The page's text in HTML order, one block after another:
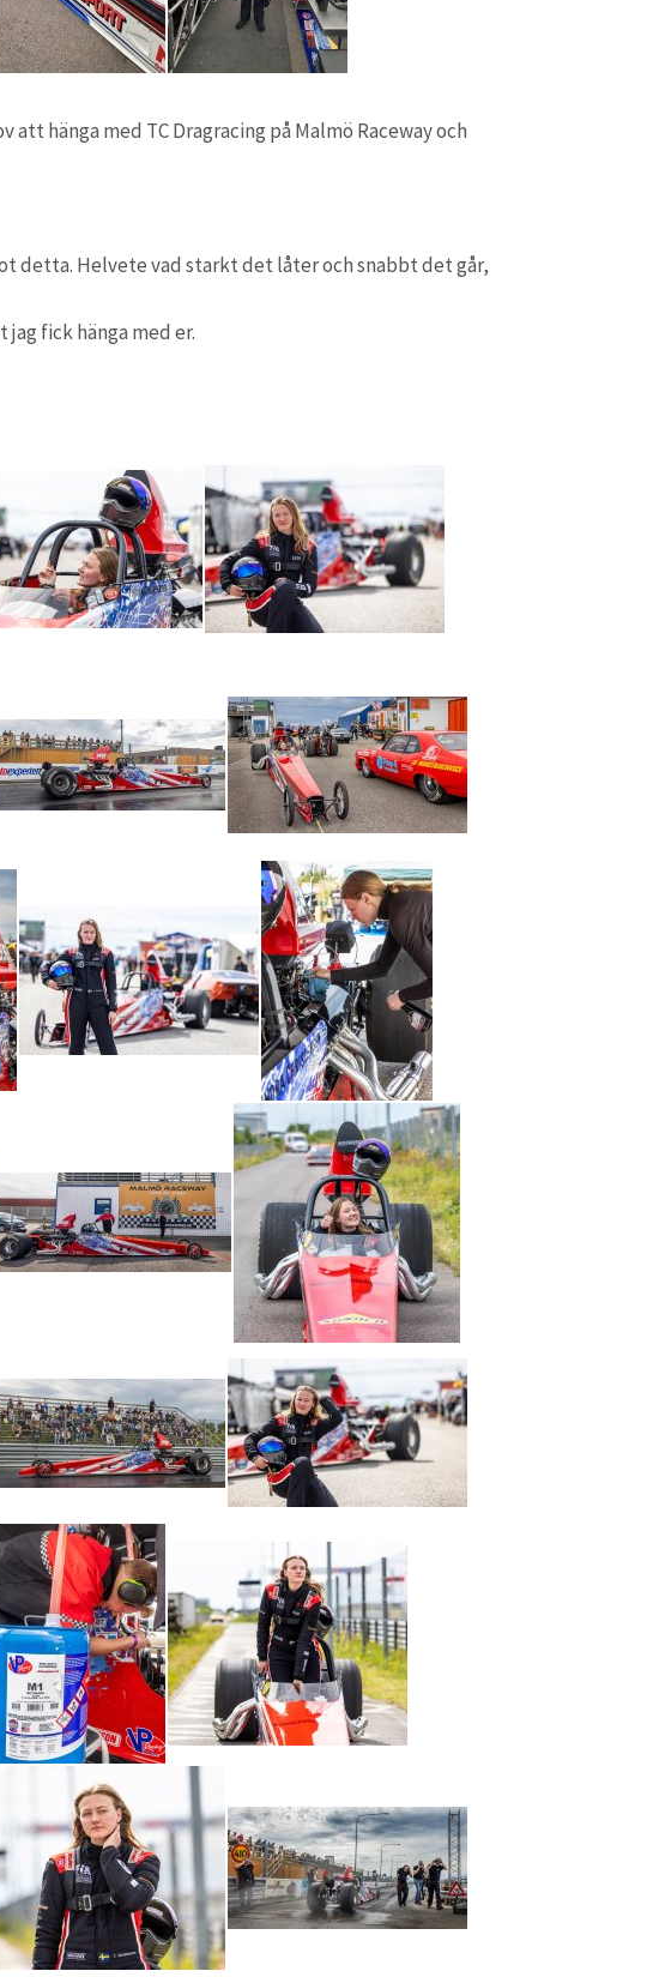
att hänga med TC Dragracing på Malmö Raceway och
detta. Helvete vad starkt det låter och snabbt det går,
jag fick hänga med er.